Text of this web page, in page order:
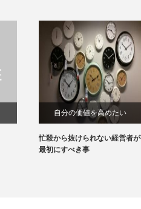
自分の価値を高めたい
忙殺から抜けられない経営者が
最初にすべき事